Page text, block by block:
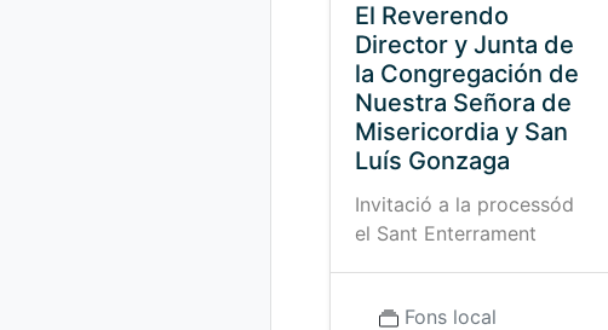
El Reverendo
Director y Junta de
la Congregación de
Nuestra Señora de
Misericordia y San
Luís Gonzaga
Invitació a la processód
el Sant Enterrament
Fons local